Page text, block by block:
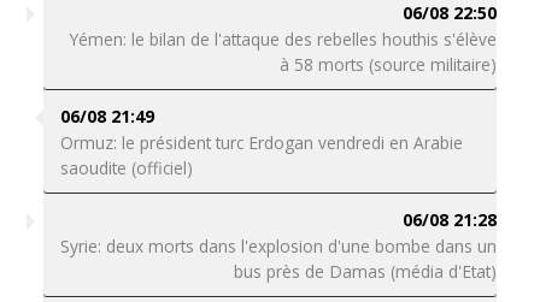
06/08 22:50
Yémen: le bilan de l'attaque des rebelles houthis s'élève
à 58 morts (source militaire)
06/08 21:49
Ormuz: le président turc Erdogan vendredi en Arabie
saoudite (officiel)
06/08 21:28
Syrie: deux morts dans l'explosion d'une bombe dans un
bus près de Damas (média d'Etat)